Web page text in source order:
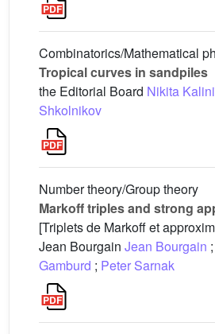
Combinatorics/Mathematical
Tropical curves in sandpiles
the Editorial Board Nikita
Shkolnikov
Number theory/Group theory
Markoff triples and strong
[Triplets de Markoff et
Jean Bourgain Jean Bourgain ;
Gamburd ; Peter Sarnak